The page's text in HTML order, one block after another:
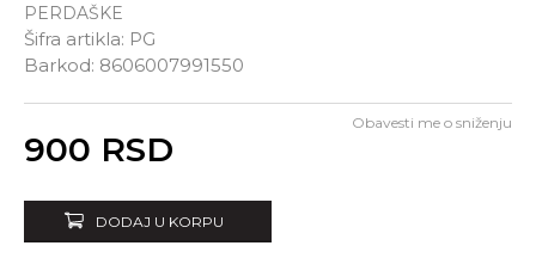
PERDAŠKE
Šifra artikla: PG
Barkod: 8606007991550
900 RSD
Obavesti me o sniženju
DODAJ U KORPU